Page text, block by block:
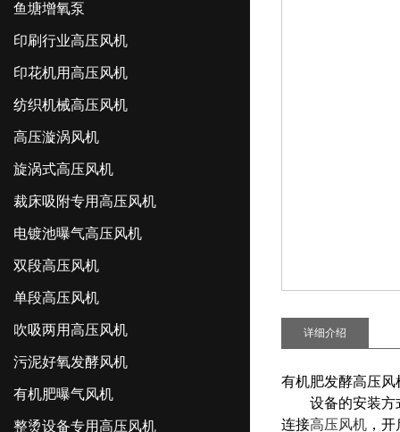
鱼塘增氧泵
印刷行业高压风机
印花机用高压风机
纺织机械高压风机
高压漩涡风机
旋涡式高压风机
裁床吸附专用高压风机
电镀池曝气高压风机
双段高压风机
单段高压风机
吹吸两用高压风机
污泥好氧发酵风机
有机肥曝气风机
整烫设备专用高压风机
详细介绍
有机肥发酵高压风
设备的安装方式
连接高压风机 ，